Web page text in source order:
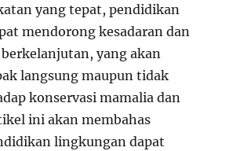
yang tepat, pendidikan
mendorong kesadaran dan
yang akan
langsung maupun tidak
konservasi mamalia dan
ini akan membahas
lingkungan dapat